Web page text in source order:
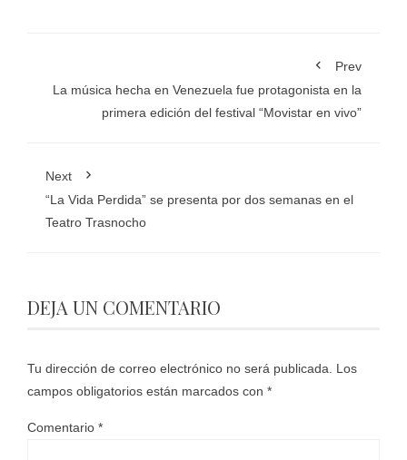
Prev
La música hecha en Venezuela fue protagonista en la
primera edición del festival “Movistar en vivo”
Next
“La Vida Perdida” se presenta por dos semanas en el
Teatro Trasnocho
DEJA UN COMENTARIO
Tu dirección de correo electrónico no será publicada.
Los
campos obligatorios están marcados con *
Comentario *